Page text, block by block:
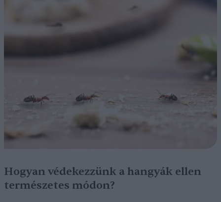
Hogyan védekezzünk a hangyák ellen
természetes módon?